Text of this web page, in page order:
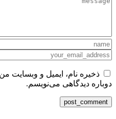
ذخیره نام، ایمیل و وبسایت
دوباره دیدگاهی می‌نویسم.